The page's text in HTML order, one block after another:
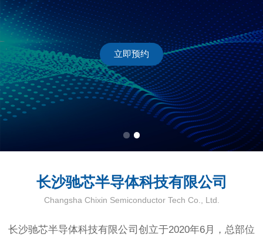
立即预约
长沙驰芯半导体科技有限公司
Changsha Chixin Semiconductor Tech Co., Ltd.
长沙驰芯半导体科技有限公司创立于2020年6月，总部位